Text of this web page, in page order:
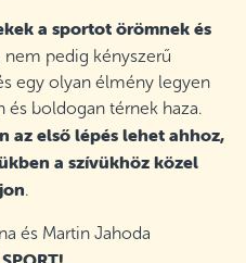
a sportot örömnek és
, nem pedig kényszerű
egy olyan élmény legyen
és boldogan térnek haza.
az első lépés lehet ahhoz,
a szívükhöz közel
.
és Martin Jahoda